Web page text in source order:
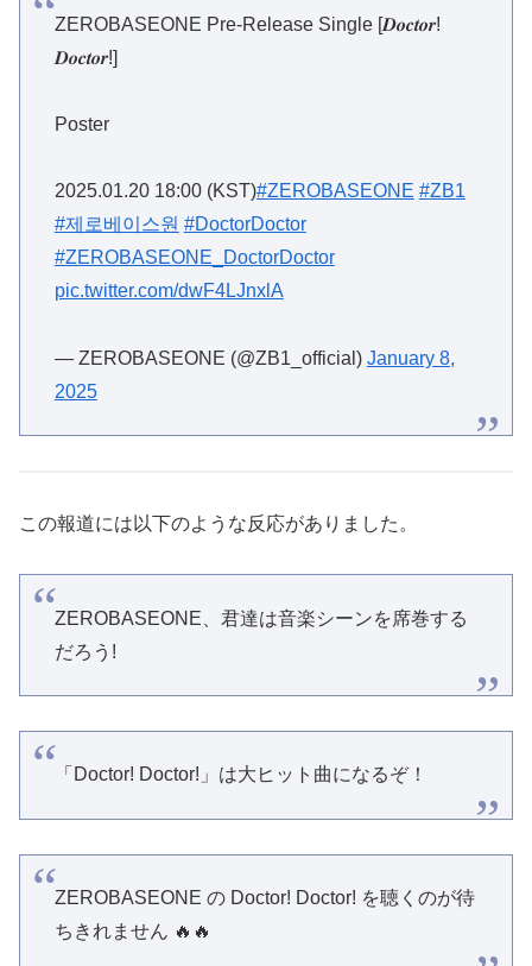
ZEROBASEONE Pre-Release Single [𝑫𝒐𝒄𝒕𝒐𝒓!
𝑫𝒐𝒄𝒕𝒐𝒓!]
Poster
2025.01.20 18:00 (KST)#ZEROBASEONE #ZB1
#제로베이스원 #DoctorDoctor
#ZEROBASEONE_DoctorDoctor
pic.twitter.com/dwF4LJnxlA
— ZEROBASEONE (@ZB1_official)January 8,
2025
この報道には以下のような反応がありました。
ZEROBASEONE、君達は音楽シーンを席巻する
だろう!
「Doctor! Doctor!」は大ヒット曲になるぞ！
ZEROBASEONE の Doctor! Doctor! を聴くのが待
ちきれません 🔥🔥